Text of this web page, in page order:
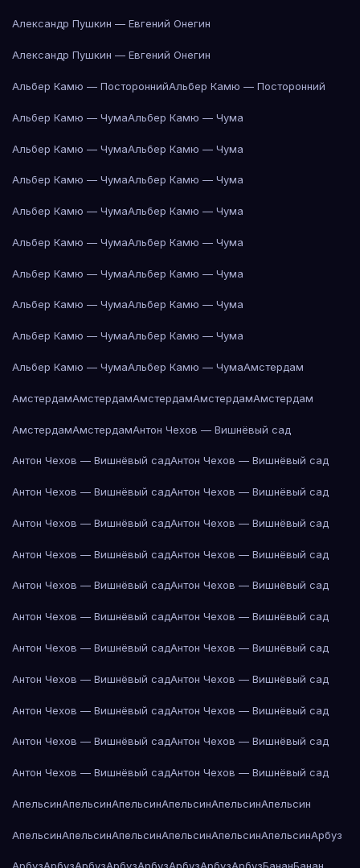
Александр Пушкин — Евгений Онегин
Александр Пушкин — Евгений Онегин
Альбер Камю — ПостороннийАльбер Камю — Посторонний
Альбер Камю — ЧумаАльбер Камю — Чума
Альбер Камю — ЧумаАльбер Камю — Чума
Альбер Камю — ЧумаАльбер Камю — Чума
Альбер Камю — ЧумаАльбер Камю — Чума
Альбер Камю — ЧумаАльбер Камю — Чума
Альбер Камю — ЧумаАльбер Камю — Чума
Альбер Камю — ЧумаАльбер Камю — Чума
Альбер Камю — ЧумаАльбер Камю — Чума
Альбер Камю — ЧумаАльбер Камю — ЧумаАмстердам
АмстердамАмстердамАмстердамАмстердамАмстердам
АмстердамАмстердамАнтон Чехов — Вишнёвый сад
Антон Чехов — Вишнёвый садАнтон Чехов — Вишнёвый сад
Антон Чехов — Вишнёвый садАнтон Чехов — Вишнёвый сад
Антон Чехов — Вишнёвый садАнтон Чехов — Вишнёвый сад
Антон Чехов — Вишнёвый садАнтон Чехов — Вишнёвый сад
Антон Чехов — Вишнёвый садАнтон Чехов — Вишнёвый сад
Антон Чехов — Вишнёвый садАнтон Чехов — Вишнёвый сад
Антон Чехов — Вишнёвый садАнтон Чехов — Вишнёвый сад
Антон Чехов — Вишнёвый садАнтон Чехов — Вишнёвый сад
Антон Чехов — Вишнёвый садАнтон Чехов — Вишнёвый сад
Антон Чехов — Вишнёвый садАнтон Чехов — Вишнёвый сад
Антон Чехов — Вишнёвый садАнтон Чехов — Вишнёвый сад
АпельсинАпельсинАпельсинАпельсинАпельсинАпельсин
АпельсинАпельсинАпельсинАпельсинАпельсинАпельсинАрбуз